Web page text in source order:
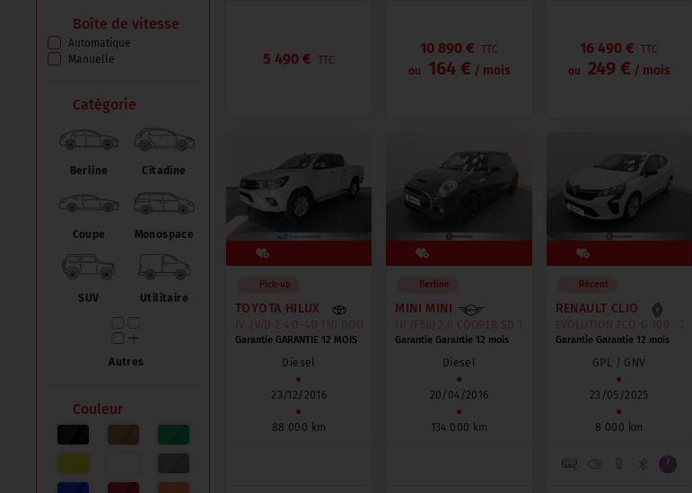
Boîte de vitesse
Automatique
Manuelle
Catégorie
Berline Citadine
Coupe Monospace
SUV Utilitaire
Autres
Couleur
5 490 € TTC
10 890 € TTC
ou
164 € / mois
16 490 € TTC
ou
249 € / mois
Pick-up
TOYOTA HILUX
IV 2WD 2.4 D-4D 150 DOUBLE CABINE
Garantie GARANTIE 12 MOIS
Diesel
●
23/12/2016
●
88 000 km
Berline
MINI MINI
III (F56) 2.0 COOPER SD 170 PACK CHILI
Garantie Garantie 12 mois
Diesel
●
20/04/2016
●
134 000 km
Récent
RENAULT CLIO
EVOLUTION ECO-G 100 - 25
Garantie Garantie 12 mois
GPL / GNV
●
23/05/2025
●
8 000 km